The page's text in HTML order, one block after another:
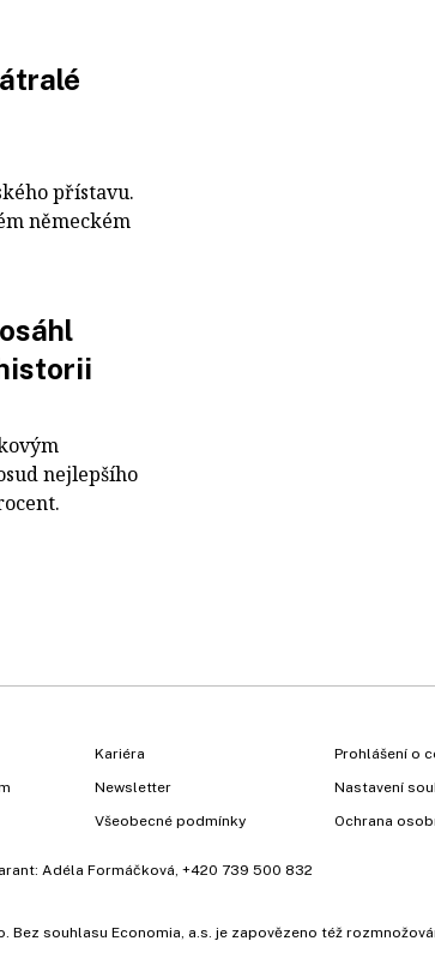
přístavu.
německém
nejlepšího
Kariéra
Newsletter
Všeobecné podmínky
Prohlášení o
Nastavení
Ochrana
Adéla Formáčková +420 739 500 832
souhlasu Economia, a.s. je zapovězeno též